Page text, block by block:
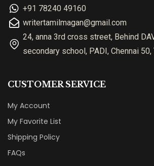
+91 78240 49160
writertamilmagan@gmail.com
24, anna 3rd cross street, Behind
secondary school, PADI, Chennai 50,
CUSTOMER SERVICE
My Account
My Favorite List
Shipping Policy
FAQs